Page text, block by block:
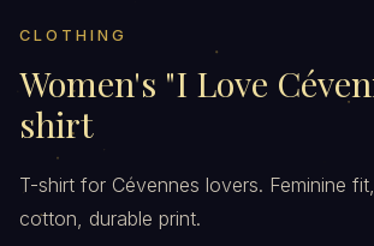
CLOTHING
Women's "I Love
shirt
T-shirt for Cévennes lovers. Feminine
cotton, durable print.